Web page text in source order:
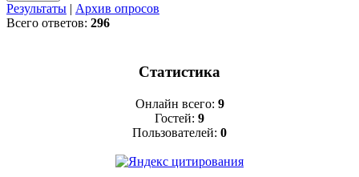
Результаты | Архив опросов
Всего ответов: 296
Статистика
Онлайн всего: 9
Гостей: 9
Пользователей: 0